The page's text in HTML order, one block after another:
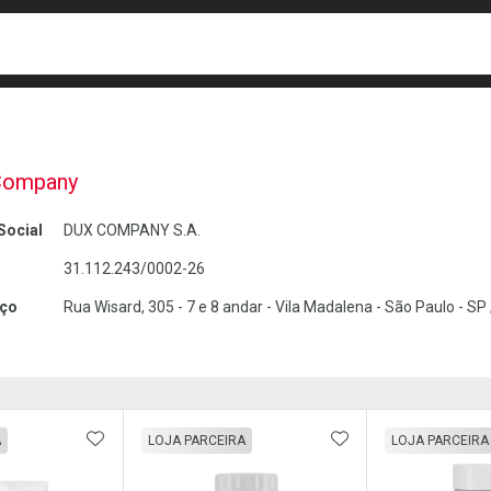
DUX COMPANY S.A.
31.112.243/0002-26
Rua Wisard, 305 - 7 e 8 andar - Vila Madalena - São Paulo -
ADICIONAR AOS FAVORITOS
LOJA PARCEIRA ADICIONAR AOS
LOJA PARCEIRA